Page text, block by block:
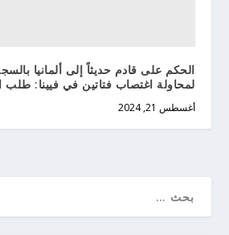
لمحاولة اغتصاب فتاتين في فيينا:
أغسطس 21, 2024